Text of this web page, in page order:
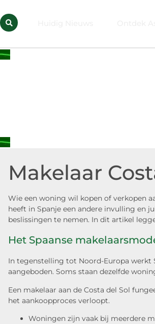
Makelaar
Wie een woning wil kopen of verkopen
heeft in Spanje een andere invulling en
beslissingen te nemen. In dit artikel
Het Spaanse
In tegenstelling tot Noord-Europa werkt
aangeboden. Soms staan dezelfde
Een makelaar aan de Costa del Sol
het aankoopproces verloopt.
Woningen zijn vaak bij meerdere